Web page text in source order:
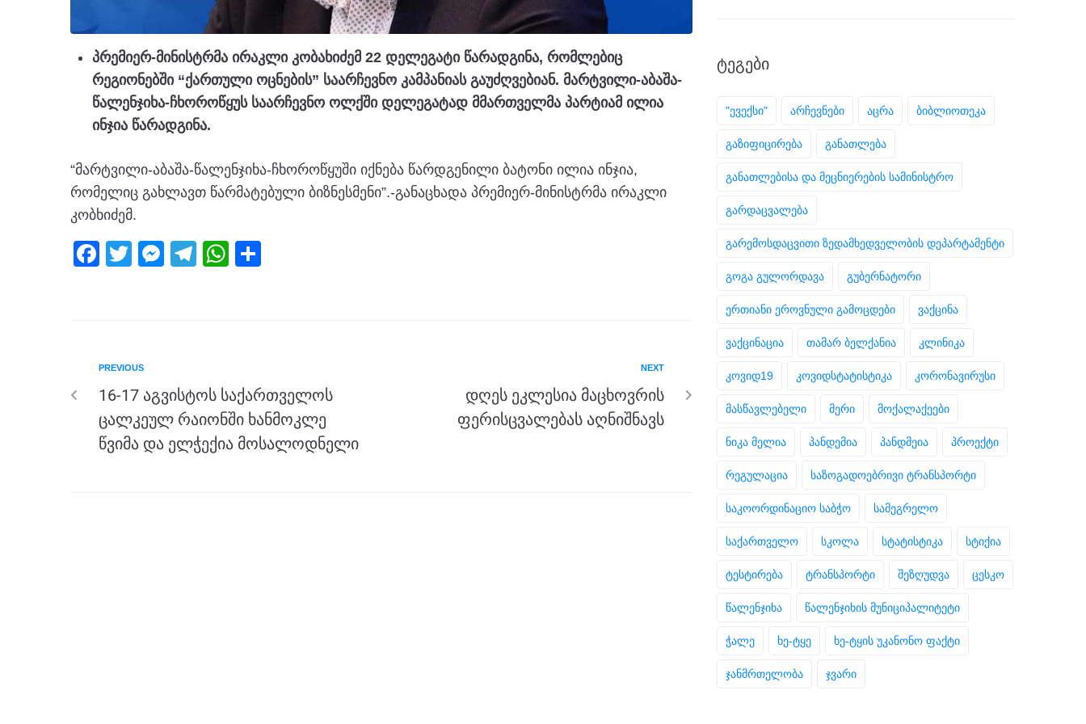
პრემიერ-მინისტრმა ირაკლი კობახიძემ 22 დელეგატი წარადგინა, რომლებიც
რეგიონებში “ქართული ოცნების” საარჩევნო კამპანიას გაუძღვებიან. მარტვილი-აბაშა-
წალენჯიხა-ჩხოროწყუს საარჩევნო ოლქში დელეგატად მმართველმა პარტიამ ილია
ინჯია წარადგინა.
“მარტვილი-აბაშა-წალენჯიხა-ჩხოროწყუში იქნება წარდგენილი ბატონი ილია ინჯია,
რომელიც გახლავთ წარმატებული ბიზნესმენი”.-განაცხადა პრემიერ-მინისტრმა ირაკლი
კობხიძემ.
F
b
o
o
k
T
M
g
er
T
m
W
p
p
PREVIOUS
16-17 აგვისტოს საქართველოს
ცალკეულ რაიონში ხანმოკლე
წვიმა და ელჭექია მოსალოდნელი
NEXT
დღეს ეკლესია მაცხოვრის
ფერისცვალებას აღნიშნავს
ᲢᲔᲒᲔᲑᲘ
"ევექსი" არჩევნები აცრა ბიბლიოთეკა
გაზიფიცირება განათლება
განათლებისა და მეცნიერების სამინისტრო
გარდაცვალება
გარემოსდაცვითი ზედამხედველობის დეპარტამენტი
გოგა გულორდავა გუბერნატორი
ერთიანი ეროვნული გამოცდები ვაქცინა
ვაქცინაცია თამარ ბელქანია კლინიკა
კოვიდ19 კოვიდსტატისტიკა კორონავირუსი
მასწავლებელი მერი მოქალაქეები
ნიკა მელია პანდემია პანდმეია პროექტი
რეგულაცია საზოგადოებრივი ტრანსპორტი
საკოორდინაციო საბჭო სამეგრელო
საქართველო სკოლა სტატისტიკა სტიქია
ტესტირება ტრანსპორტი შეზღუდვა ცესკო
წალენჯიხა წალენჯიხის მუნიციპალიტეტი
ჭალე ხე-ტყე ხე-ტყის უკანონო ფაქტი
ჯანმრთელობა ჯვარი